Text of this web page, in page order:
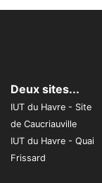
Deux sites...
IUT du Havre - Site
de Caucriauville
IUT du Havre - Quai
Frissard